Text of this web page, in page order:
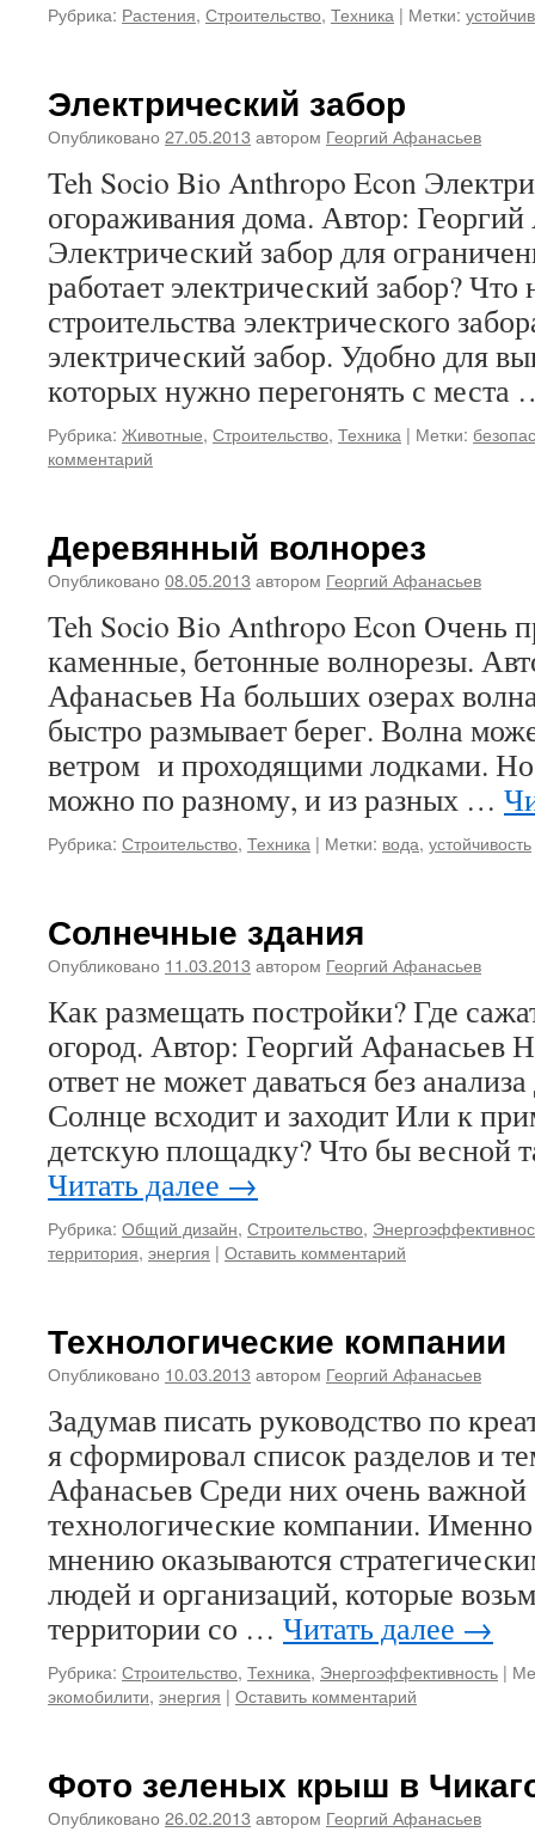
Рубрика: Растения, Строительство, Техника | Метки:
Электрический забор
Опубликовано 27.05.2013 автором Георгий Афанасьев
Teh Socio Bio Anthropo Econ
огораживания дома. Автор:
Электрический забор для
работает электрический забор?
строительства электрического
электрический забор. Удобно для
которых нужно перегонять с
Рубрика: Животные, Строительство, Техника | Метки:
комментарий
Деревянный волнорез
Опубликовано 08.05.2013 автором Георгий Афанасьев
Teh Socio Bio Anthropo Econ Очень
каменные, бетонные волнорезы.
Афанасьев На больших озерах
быстро размывает берег. Волна
ветром и проходящими лодками. Но
можно по разному, и из разных …
Рубрика: Строительство, Техника | Метки: вода, устойчивость
Солнечные здания
Опубликовано 11.03.2013 автором Георгий Афанасьев
Как размещать постройки? Где
огород. Автор: Георгий Афанасьев
ответ не может даваться без
Солнце всходит и заходит Или к
детскую площадку? Что бы весной
Читать далее →
Рубрика: Общий дизайн, Строительство,
территория, энергия | Оставить комментарий
Технологические компании
Опубликовано 10.03.2013 автором Георгий Афанасьев
Задумав писать руководство по
я сформировал список разделов и
Афанасьев Среди них очень важной
технологические компании.
мнению оказываются
людей и организаций, которые
территории со … Читать далее →
Рубрика: Строительство, Техника, Энергоэффективность |
экомобилити, энергия | Оставить комментарий
Фото зеленых крыш в
Опубликовано 26.02.2013 автором Георгий Афанасьев